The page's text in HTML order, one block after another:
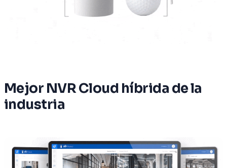
Mejor NVR Cloud híbrida de la
industria